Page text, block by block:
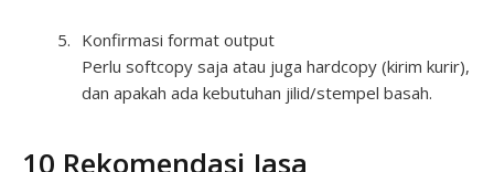
Konfirmasi format output
Perlu softcopy saja atau juga hardcopy (kirim kurir),
dan apakah ada kebutuhan jilid/stempel basah.
10 Rekomendasi Jasa